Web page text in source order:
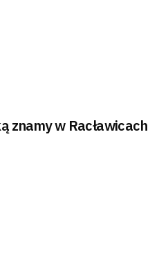
znamy w Racławicach